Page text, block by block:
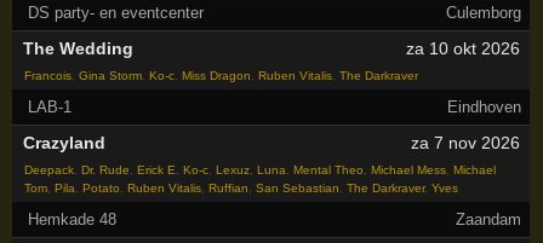
DS party- en eventcenter Culemborg
The Wedding za 10 okt 2026
Francois ,Gina Storm ,Ko-c ,Miss Dragon ,Ruben Vitalis ,The Darkraver
LAB-1 Eindhoven
Crazyland za 7 nov 2026
Deepack ,Dr. Rude ,Erick E ,Ko-c ,Lexuz ,Luna ,Mental Theo ,Michael Mess ,Michael
Tom ,Pila ,Potato ,Ruben Vitalis ,Ruffian ,San Sebastian ,The Darkraver,Yves
Hemkade 48 Zaandam